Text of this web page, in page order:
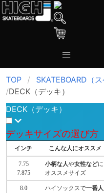
TOP
SKATEBOARD（ス
DECK（デッキ）
DECK（デッキ）
デッキサイズの選び方
インチ こんな人にオススメ
7.75
7.875
小柄な人や女性などに
オススメサイズ
8.0 ハイソックスで一番人